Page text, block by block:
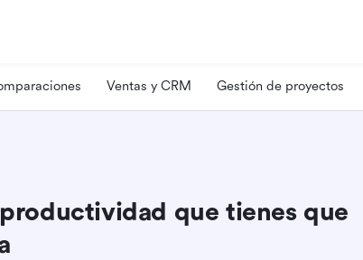
Ventas y CRM Gestión de proyectos
que tienes que